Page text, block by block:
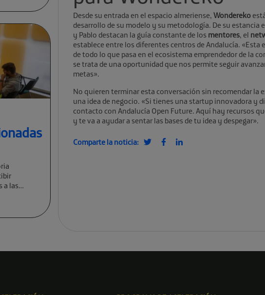
a las
Desde su entrada en el espacio almeriense, Wondereko
desarrollo de su modelo y su metodología. De su estancia
y Pablo destacan la guía constante de los mentores, el
establece entre los diferentes centros de Andalucía.
de todo lo que pasa en el ecosistema emprendedor de la
se trata de una oportunidad que nos permite seguir
metas».
No quieren terminar esta conversación sin recomendar la
una idea de negocio. «Si tienes una startup innovadora y
contacto con Andalucía Open Future. Aquí hay recursos
y te va a ayudar a sentar las bases de tu idea y despegar».
Comparte la noticia: